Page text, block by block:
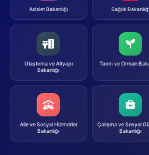
Adalet Bakanlığı Sağlık Bakanlığı
Ulaştırma ve Altyapı
Bakanlığı
Tarım ve Orman
Aile ve Sosyal Hizmetler
Bakanlığı
Çalışma ve Sosyal
Bakanlığı